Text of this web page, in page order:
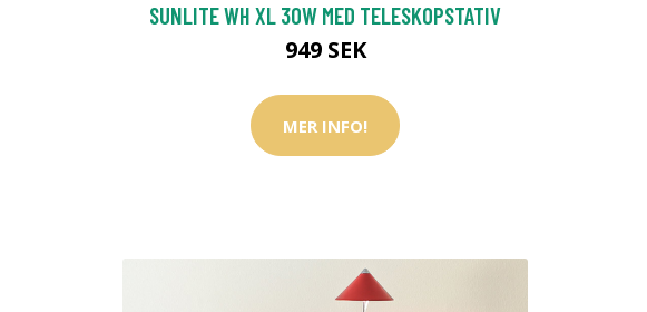
SUNLITE WH XL 30W MED TELESKOPSTATIV
949 SEK
MER INFO!